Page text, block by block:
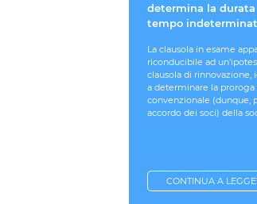
determina la durata
tempo
La clausola in esame
riconducibile ad
clausola di rinnovazione,
a determinare la proroga
convenzionale (dunque,
accordo dei soci) della
CONTINUA A